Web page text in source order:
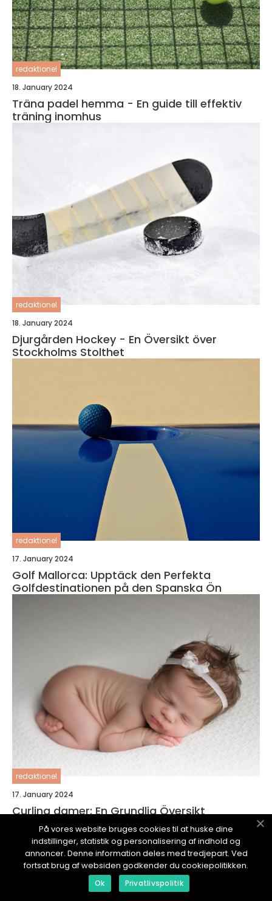
redaktionel
18. January 2024
Träna padel hemma - En guide till effektiv
träning inomhus
redaktionel
18. January 2024
Djurgården Hockey - En Översikt över
Stockholms Stolthet
redaktionel
17. January 2024
Golf Mallorca: Upptäck den Perfekta
Golfdestinationen på den Spanska Ön
redaktionel
17. January 2024
Curling damer: En Grundlig Översikt
På vores website bruges cookies til at huske dine
indstillinger, statistik og personalisering af indhold og
annoncer. Denne information deles med tredjepart. Ved
fortsat brug af websiden godkender du cookiepolitikken.
Ok Privatlivspolitik